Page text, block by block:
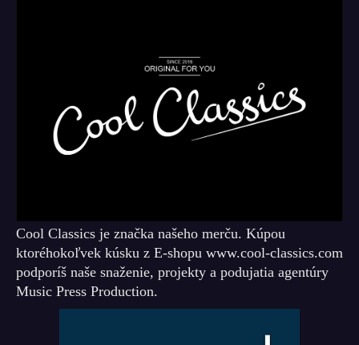
Cool Classics je značka našeho merču. Kúpou
ktoréhokoľvek kúsku z E-shopu www.cool-classics.com
podporíš naše snaženie, projekty a podujatia agentúry
Music Press Production.